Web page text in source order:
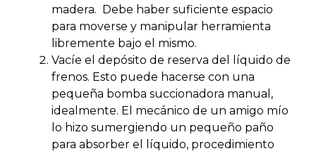
madera. Debe haber suficiente espacio
para moverse y manipular herramienta
libremente bajo el mismo.
Vacíe el depósito de reserva del líquido de
frenos. Esto puede hacerse con una
pequeña bomba succionadora manual,
idealmente. El mecánico de un amigo mío
lo hizo sumergiendo un pequeño paño
para absorber el líquido, procedimiento